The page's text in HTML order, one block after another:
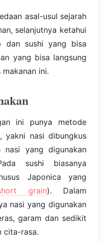
asal-usul sejarah
selanjutnya ketahui
dan sushi yang bisa
yang bisa langsung
ini.
ini punya metode
yakni nasi dibungkus
yang digunakan
sushi biasanya
Japonica yang
grain). Dalam
nasi yang digunakan
garam dan sedikit
cita-rasa.